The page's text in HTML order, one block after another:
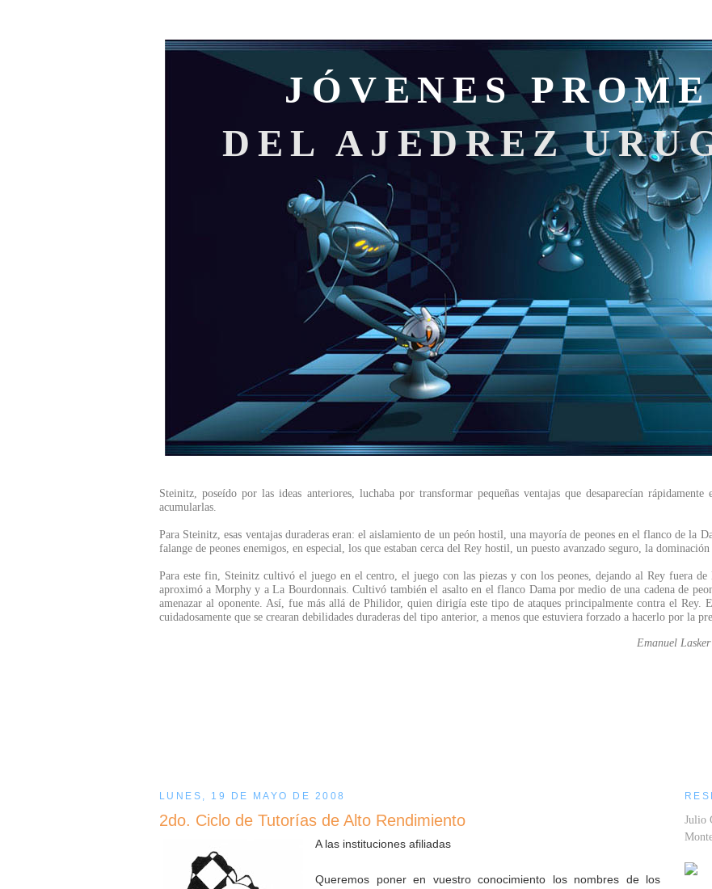
JÓVENES
DEL AJEDREZ
Steinitz, poseído por las ideas anteriores, luchaba por transformar pequeñas ventajas que desaparecían rápidamente
acumularlas.
Para Steinitz, esas ventajas duraderas eran: el aislamiento de un peón hostil, una mayoría de peones en el flanco de la
falange de peones enemigos, en especial, los que estaban cerca del Rey hostil, un puesto avanzado seguro, la
Para este fin, Steinitz cultivó el juego en el centro, el juego con las piezas y con los peones, dejando al Rey fuera
aproximó a Morphy y a La Bourdonnais. Cultivó también el asalto en el flanco Dama por medio de una cadena de
amenazar al oponente. Así, fue más allá de Philidor, quien dirigía este tipo de ataques principalmente contra el Rey.
cuidadosamente que se crearan debilidades duraderas del tipo anterior, a menos que estuviera forzado a hacerlo por la
Emanuel
LUNES, 19 DE MAYO DE 2008
2do. Ciclo de Tutorías de Alto Rendimiento
A las instituciones afiliadas
Queremos poner en vuestro conocimiento los nombres de los
Julio